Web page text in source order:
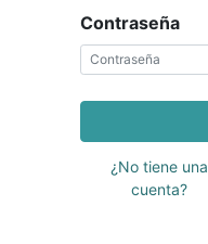
Contraseña
¿No tiene una
cuenta?